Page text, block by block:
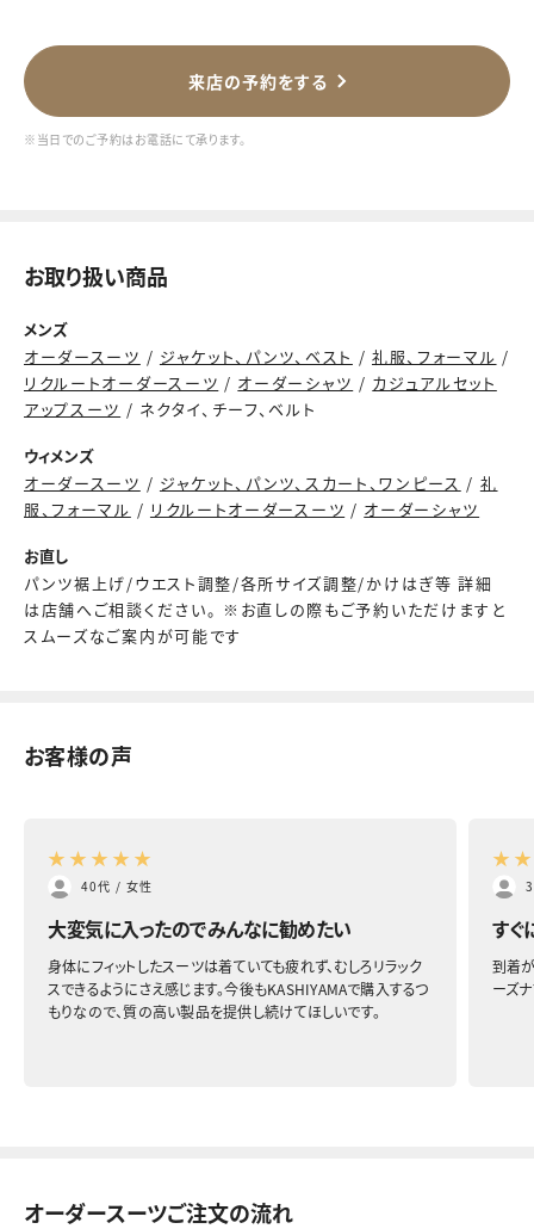
来店の予約をする
※当日でのご予約はお電話にて承ります。
お取り扱い商品
メンズ
オーダースーツ / ジャケット、パンツ、ベスト / 礼服、フォーマル /
リクルートオーダースーツ / オーダーシャツ / カジュアルセット
アップスーツ / ネクタイ、チーフ、ベルト
ウィメンズ
オーダースーツ / ジャケット、パンツ、スカート、ワンピース / 礼
服、フォーマル / リクルートオーダースーツ / オーダーシャツ
お直し
パンツ裾上げ/ウエスト調整/各所サイズ調整/かけはぎ等 詳細
は店舗へご相談ください。 ※お直しの際もご予約いただけますと
スムーズなご案内が可能です
お客様の声
★ ★ ★ ★ ★
40代 / 女性
大変気に入ったのでみんなに勧めたい
身体にフィットしたスーツは着ていても疲れず、むしろリラック
スできるようにさえ感じます。今後もKASHIYAMAで購入するつ
もりなので、質の高い製品を提供し続けてほしいです。
★ ★
すぐ
到着
ーズ
オーダースーツご注文の流れ